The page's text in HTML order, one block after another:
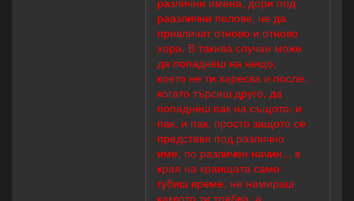
раазлични полове, че да
привличат отново и отново
хора. В такива случаи може
да попаднеш на нещо,
което не ти харесва и после,
когато търсиш друго, да
попаднеш пак на същото, и
пак, и пак, просто защото се
представя под различно
име, по различен начин... в
края на краищата само
губиш време, не намираш